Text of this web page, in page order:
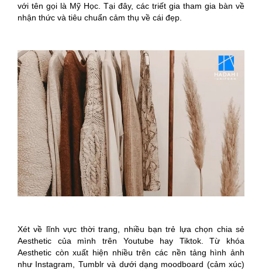
với tên gọi là Mỹ Học. Tại đây, các triết gia tham gia bàn về
nhận thức và tiêu chuẩn cảm thụ về cái đẹp.
Xét về lĩnh vực thời trang, nhiều bạn trẻ lựa chọn chia sẻ
Aesthetic của mình trên Youtube hay Tiktok. Từ khóa
Aesthetic còn xuất hiện nhiều trên các nền tảng hình ảnh
như Instagram, Tumblr và dưới dạng moodboard (cảm xúc)